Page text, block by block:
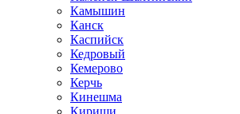
Камышин
Канск
Каспийск
Кедровый
Кемерово
Керчь
Кинешма
Кириши